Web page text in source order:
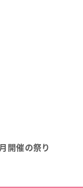
開催の祭り